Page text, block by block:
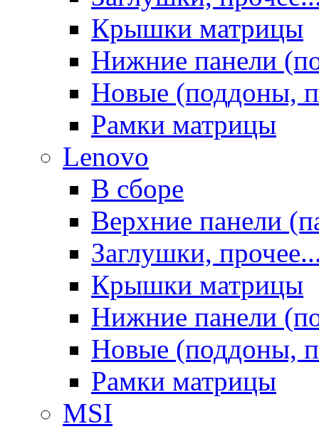
Крышки матрицы
Нижние панели
Новые (поддоны,
Рамки матрицы
Lenovo
В сборе
Верхние панели
Заглушки,
Крышки матрицы
Нижние панели
Новые (поддоны,
Рамки матрицы
MSI